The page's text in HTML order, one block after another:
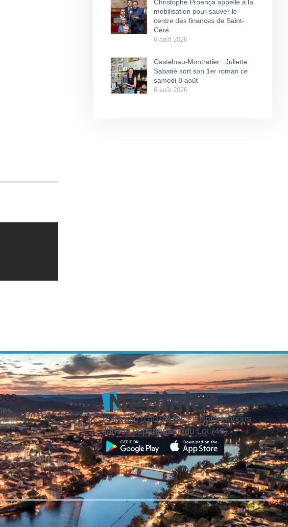
Christophe Proença appelle à la
mobilisation pour sauver le
centre des finances de Saint-
Céré
6 août 2026
Castelnau-Montratier : Juliette
Sabatié sort son 1er roman ce
samedi 8 août
6 août 2026
Votre site d'actualités et d'informations
dans le département du Lot (46).